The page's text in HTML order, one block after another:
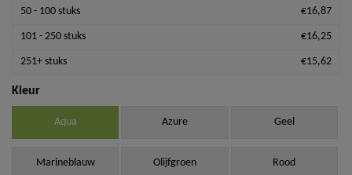
50 - 100 stuks €16,87
101 - 250 stuks €16,25
251+ stuks €15,62
Kleur
Aqua Azure Geel
Marineblauw Olijfgroen Rood